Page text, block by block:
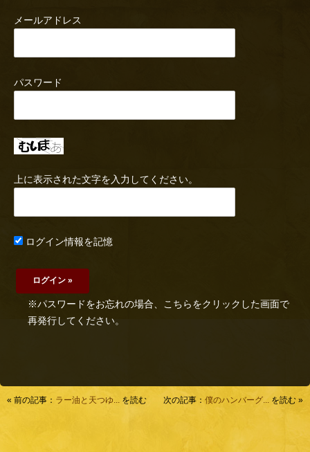
メールアドレス
パスワード
上に表示された文字を入力してください。
ログイン情報を記憶
※パスワードをお忘れの場合、こちらをクリックした画面で
再発行してください。
« 前の記事： ラー油と天つゆ... を読む 次の記事： 僕のハンバーグ... を読む »